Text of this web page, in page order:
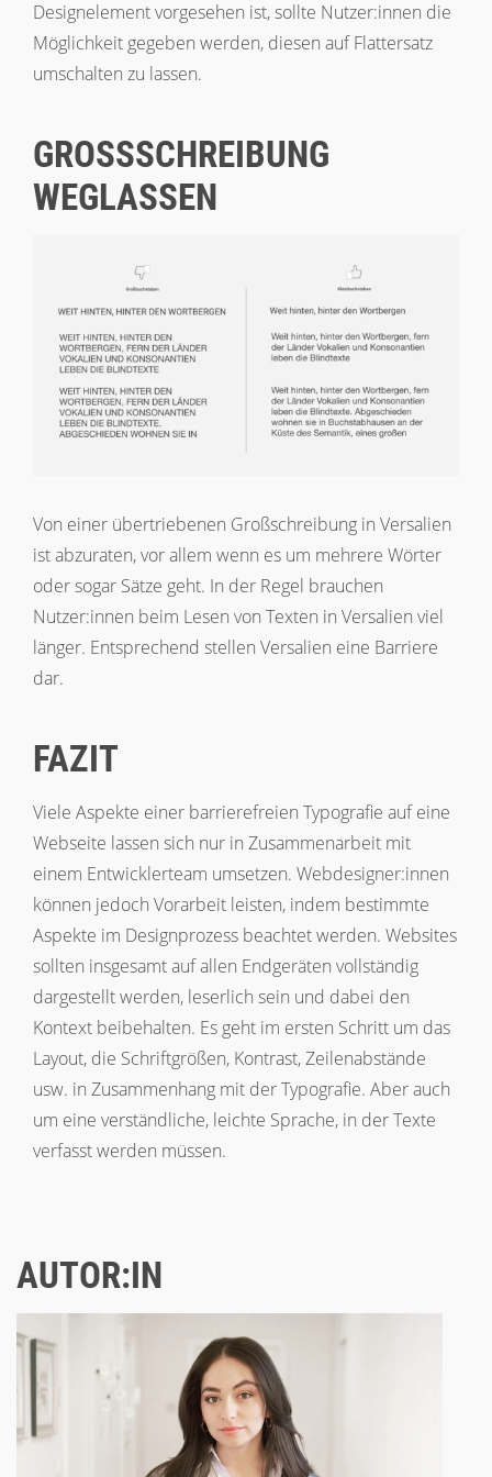
Designelement vorgesehen ist, sollte Nutzer:innen die
Möglichkeit gegeben werden, diesen auf Flattersatz
umschalten zu lassen.
GROSSSCHREIBUNG W
EGLASSEN
Von einer übertriebenen Großschreibung in Versalien
ist abzuraten, vor allem wenn es um mehrere Wörter
oder sogar Sätze geht. In der Regel brauchen
Nutzer:innen beim Lesen von Texten in Versalien viel
länger. Entsprechend stellen Versalien eine Barriere
dar.
FAZIT
Viele Aspekte einer barrierefreien Typografie auf eine
Webseite lassen sich nur in Zusammenarbeit mit
einem Entwicklerteam umsetzen. Webdesigner:innen
können jedoch Vorarbeit leisten, indem bestimmte
Aspekte im Designprozess beachtet werden. Websites
sollten insgesamt auf allen Endgeräten vollständig
dargestellt werden, leserlich sein und dabei den
Kontext beibehalten. Es geht im ersten Schritt um das
Layout, die Schriftgrößen, Kontrast, Zeilenabstände
usw. in Zusammenhang mit der Typografie. Aber auch
um eine verständliche, leichte Sprache, in der Texte
verfasst werden müssen.
AUTOR:IN